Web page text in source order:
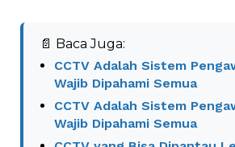
📄 Baca Juga:
CCTV Adalah Sistem
Wajib Dipahami Semua
CCTV Adalah Sistem
Wajib Dipahami Semua